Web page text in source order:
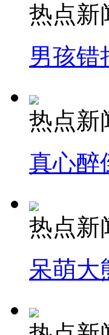
热点新
男孩错
热点新
真心醉
热点新
呆萌大